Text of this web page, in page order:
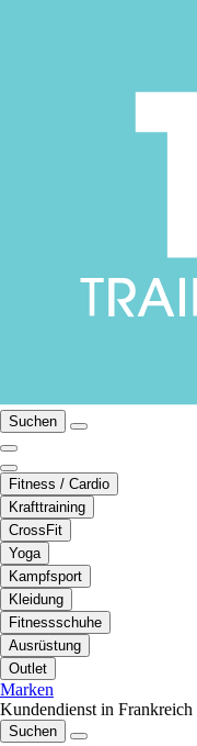
Suchen
Fitness / Cardio
Krafttraining
CrossFit
Yoga
Kampfsport
Kleidung
Fitnessschuhe
Ausrüstung
Outlet
Marken
Kundendienst in Frankreich
Suchen